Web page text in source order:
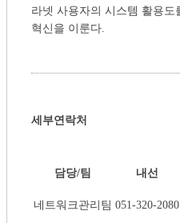
라넷 사용자의 시스템 활용도
혁신을 이룬다.
세부연락처
담당/팀 내선
네트워크관리팀 051-320-2080